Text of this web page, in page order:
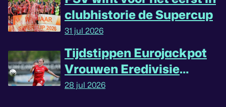
clubhistorie de Supercup
31 jul 2026
Tijdstippen Eurojackpot
Vrouwen Eredivisie
omgedraaid
28 jul 2026